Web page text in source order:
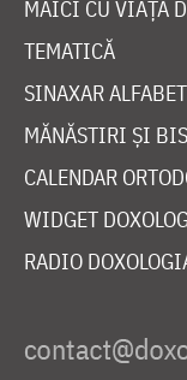
MAICI CU VIAȚĂ
TEMATICĂ
SINAXAR
MĂNĂSTIRI ȘI
CALENDAR
WIDGET
RADIO